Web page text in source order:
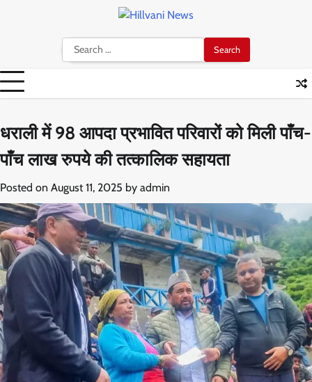
Search
for:
धराली में 98 आपदा प्रभावित परिवारों को मिली पाँच-
पाँच लाख रुपये की तत्कालिक सहायता
Posted on August 11, 2025 by admin